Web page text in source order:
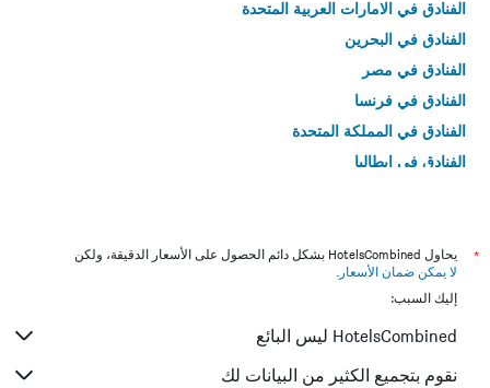
الفنادق في الامارات العربية المتحدة
الفنادق في البحرين
الفنادق في مصر
الفنادق في فرنسا
الفنادق في المملكة المتحدة
الفنادق في إيطاليا
*
يحاول HotelsCombined بشكل دائم الحصول على الأسعار الدقيقة، ولكن
لا يمكن ضمان الأسعار .
إليك السبب:
HotelsCombined ليس البائع
نقوم بتجميع الكثير من البيانات لك